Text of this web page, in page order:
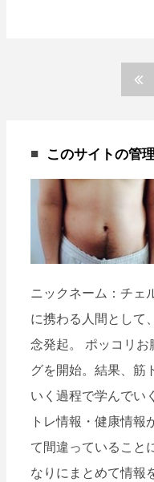
ビ
ゲ
ー
シ
ョ
ン
このサイトの管
ニックネーム：チェ
に携わる人間として
念発起。 ポッコリ
グを開始。結果、筋
いく過程で学んでい
トレ情報・健康情報
て間違っていること
なりにまとめて情報